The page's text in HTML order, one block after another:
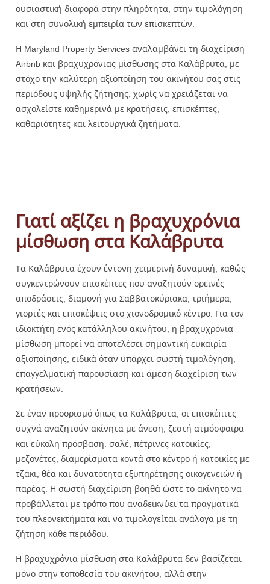
ουσιαστική διαφορά στην πληρότητα, στην τιμολόγηση
και στη συνολική εμπειρία των επισκεπτών.
Η Maryland Property Services αναλαμβάνει τη διαχείριση
Airbnb και βραχυχρόνιας μίσθωσης στα Καλάβρυτα, με
στόχο την καλύτερη αξιοποίηση του ακινήτου σας στις
περιόδους υψηλής ζήτησης, χωρίς να χρειάζεται να
ασχολείστε καθημερινά με κρατήσεις, επισκέπτες,
καθαριότητες και λειτουργικά ζητήματα.
Γιατί αξίζει η βραχυχρόνια
μίσθωση στα Καλάβρυτα
Τα Καλάβρυτα έχουν έντονη χειμερινή δυναμική, καθώς
συγκεντρώνουν επισκέπτες που αναζητούν ορεινές
αποδράσεις, διαμονή για Σαββατοκύριακα, τριήμερα,
γιορτές και επισκέψεις στο χιονοδρομικό κέντρο. Για τον
ιδιοκτήτη ενός κατάλληλου ακινήτου, η βραχυχρόνια
μίσθωση μπορεί να αποτελέσει σημαντική ευκαιρία
αξιοποίησης, ειδικά όταν υπάρχει σωστή τιμολόγηση,
επαγγελματική παρουσίαση και άμεση διαχείριση των
κρατήσεων.
Σε έναν προορισμό όπως τα Καλάβρυτα, οι επισκέπτες
συχνά αναζητούν ακίνητα με άνεση, ζεστή ατμόσφαιρα
και εύκολη πρόσβαση: σαλέ, πέτρινες κατοικίες,
μεζονέτες, διαμερίσματα κοντά στο κέντρο ή κατοικίες με
τζάκι, θέα και δυνατότητα εξυπηρέτησης οικογενειών ή
παρέας. Η σωστή διαχείριση βοηθά ώστε το ακίνητο να
προβάλλεται με τρόπο που αναδεικνύει τα πραγματικά
του πλεονεκτήματα και να τιμολογείται ανάλογα με τη
ζήτηση κάθε περιόδου.
Η βραχυχρόνια μίσθωση στα Καλάβρυτα δεν βασίζεται
μόνο στην τοποθεσία του ακινήτου, αλλά στην